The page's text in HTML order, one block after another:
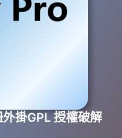
掛GPL 授權破解